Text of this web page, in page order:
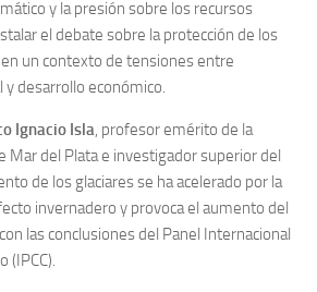
y la presión sobre los recursos
el debate sobre la protección de los
un contexto de tensiones entre
desarrollo económico.
Ignacio Isla, profesor emérito de la
Mar del Plata e investigador superior del
de los glaciares se ha acelerado por la
invernadero y provoca el aumento del
las conclusiones del Panel Internacional
(IPCC).